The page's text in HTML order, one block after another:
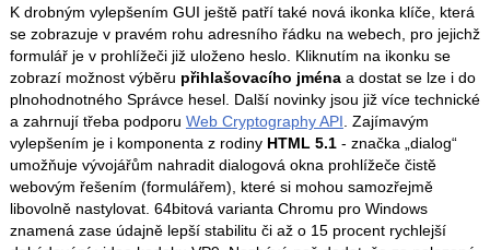
K drobným vylepšením GUI ještě patří také nová ikonka klíče, která
se zobrazuje v pravém rohu adresního řádku na webech, pro jejichž
formulář je v prohlížeči již uloženo heslo. Kliknutím na ikonku se
zobrazí možnost výběru přihlašovacího jména a dostat se lze i do
plnohodnotného Správce hesel. Další novinky jsou již více technické
a zahrnují třeba podporu Web Cryptography API . Zajímavým
vylepšením je i komponenta z rodiny HTML 5.1 - značka „dialog“
umožňuje vývojářům nahradit dialogová okna prohlížeče čistě
webovým řešením (formulářem), které si mohou samozřejmě
libovolně nastylovat. 64bitová varianta Chromu pro Windows
znamená zase údajně lepší stabilitu či až o 15 procent rychlejší